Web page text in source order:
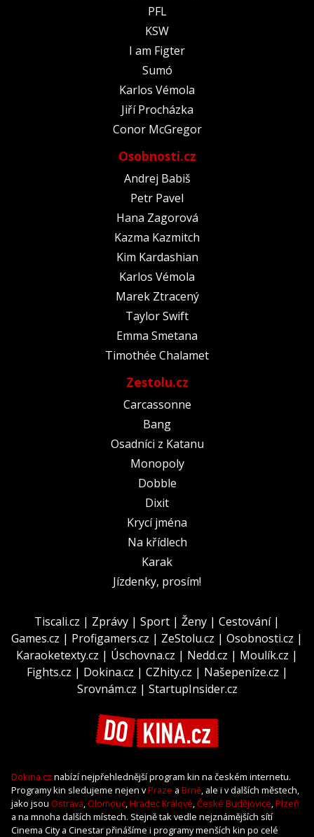
PFL
KSW
I am Figter
Sumó
Karlos Vémola
Jiří Procházka
Conor McGregor
Osobnosti.cz
Andrej Babiš
Petr Pavel
Hana Zagorová
Kazma Kazmitch
Kim Kardashian
Karlos Vémola
Marek Ztracený
Taylor Swift
Emma Smetana
Timothée Chalamet
Zestolu.cz
Carcassonne
Bang
Osadníci z Katanu
Monopoly
Dobble
Dixit
Krycí jména
Na křídlech
Karak
Jízdenky, prosím!
Tiscali.cz | Zprávy | Sport | Ženy | Cestování|
Games.cz | Profigamers.cz | ZeStolu.cz | Osobnosti.cz |
Karaoketexty.cz | Úschovna.cz | Nedd.cz | Moulík.cz |
Fights.cz | Dokina.cz | CZhity.cz | Našepeníze.cz |
Srovnám.cz | StartupInsider.cz
Dokina.cz nabízí nejpřehlednější program kin na českém internetu.
Programy kin sledujeme nejen vPraze a Brně, ale i v dalších městech,
jako jsou Ostrava, Olomouc,Hradec Králové,České Budějovice,Plzeň
a na mnoha dalších místech. Stejně tak vedle nejznámějších sítí
Cinema City a Cinestar přinášíme i programy menších kin po celé